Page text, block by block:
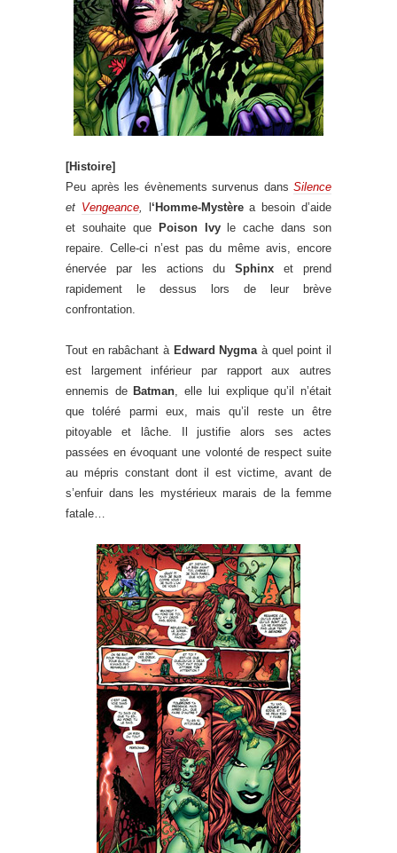
[Histoire]
Peu après les évènements survenus dans Silence
et Vengeance, ‘Homme-Mystèrea besoin d’aide
et souhaite que
Poison Ivyle cache dans son
repaire. Celle-ci n’est pas du même avis, encore
énervée par les actions duSphinx et prend
rapidement le dessus lors de leur brève
confrontation.
Tout en rabâchant à Edward Nygmaà quel point il
est largement inférieur par rapport aux autres
ennemis de Batman, elle lui explique qu’il n’était
que toléré parmi eux, mais qu’il reste un être
pitoyable et lâche. Il justifie alors ses actes
passées en évoquant une volonté de respect suite
au mépris constant dont il est victime, avant de
s’enfuir dans les mystérieux marais de la femme
fatale…